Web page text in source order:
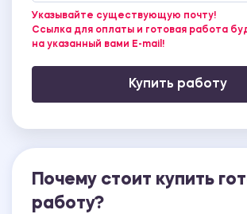
Указывайте существующую почту!
Ссылка для оплаты и готовая работа
на указанный вами E-mail!
Купить работу
Почему стоит купить
работу?